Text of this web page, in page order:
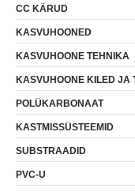
CC KÄRUD
KASVUHOONED
KASVUHOONE TEHNIKA
KASVUHOONE KILED JA
POLÜKARBONAAT
KASTMISSÜSTEEMID
SUBSTRAADID
PVC-U